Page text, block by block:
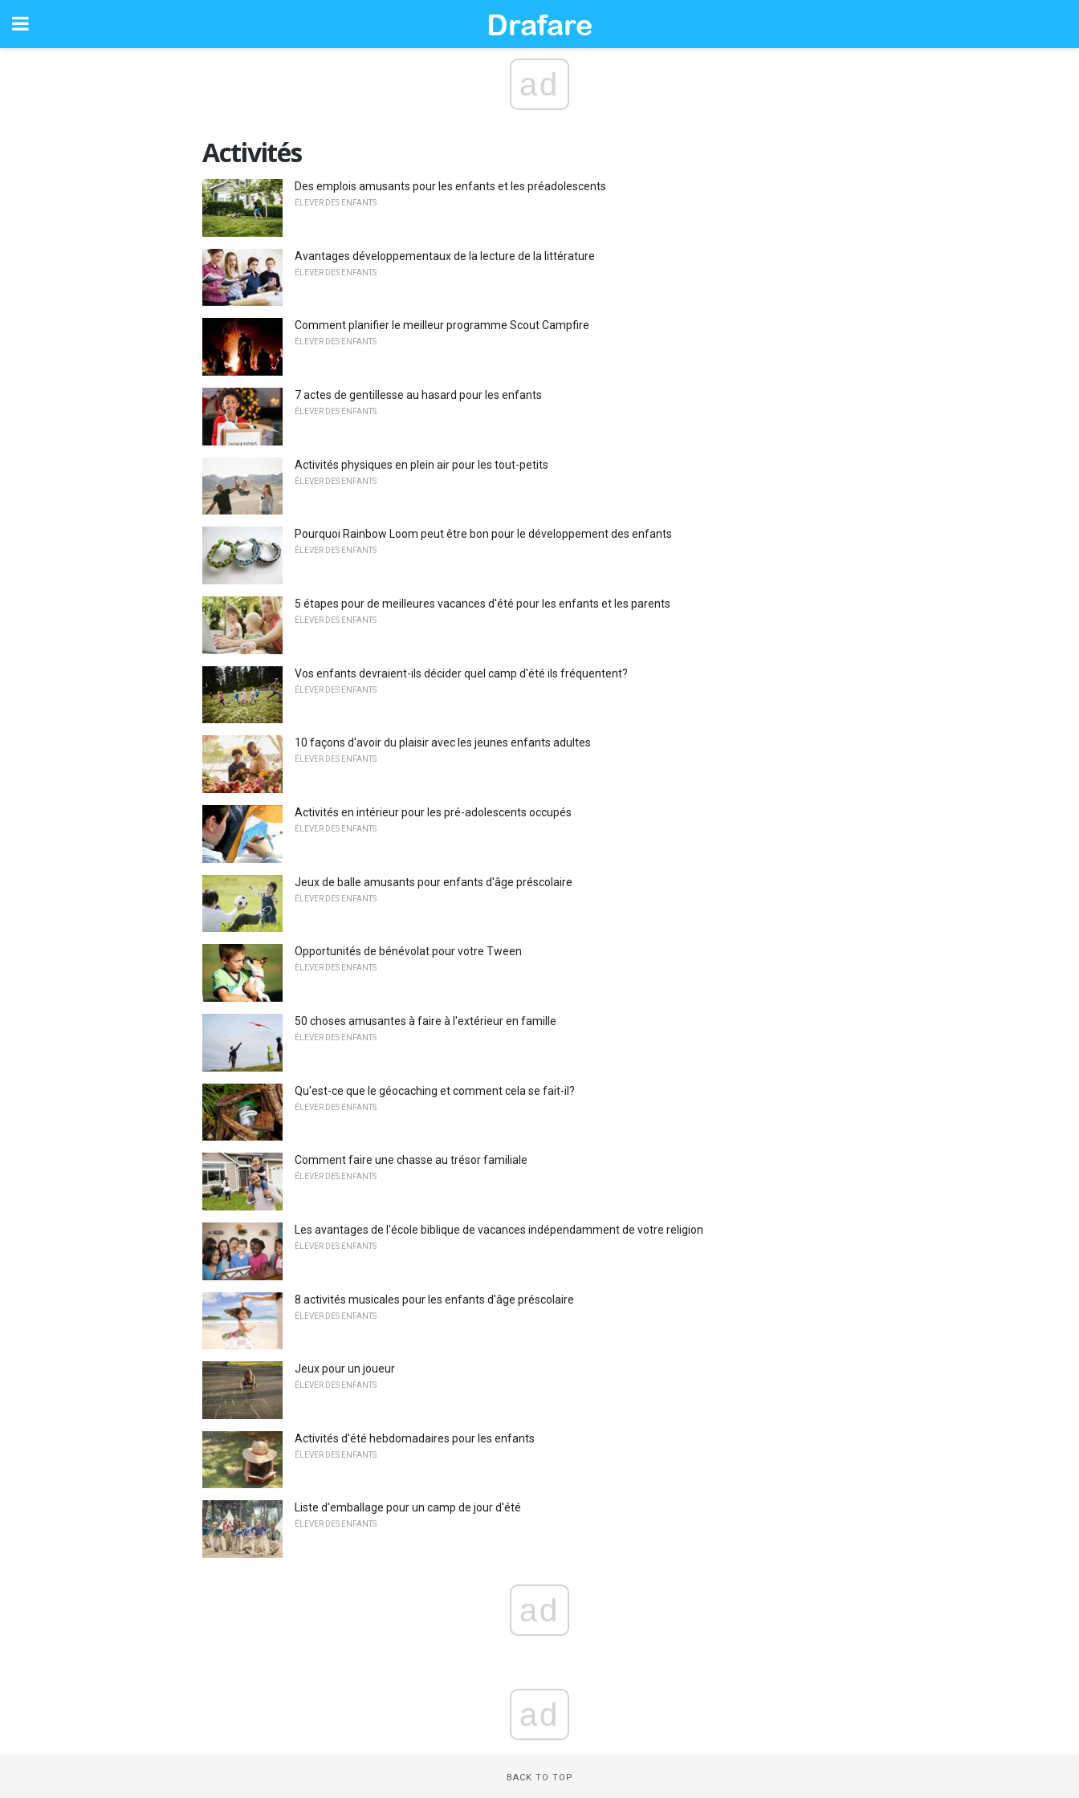
ad
Activités
Des emplois amusants pour les enfants et les préadolescents
ÉLEVER DES ENFANTS
Avantages développementaux de la lecture de la littérature
ÉLEVER DES ENFANTS
Comment planifier le meilleur programme Scout Campfire
ÉLEVER DES ENFANTS
7 actes de gentillesse au hasard pour les enfants
ÉLEVER DES ENFANTS
Activités physiques en plein air pour les tout-petits
ÉLEVER DES ENFANTS
Pourquoi Rainbow Loom peut être bon pour le développement des enfants
ÉLEVER DES ENFANTS
5 étapes pour de meilleures vacances d'été pour les enfants et les parents
ÉLEVER DES ENFANTS
Vos enfants devraient-ils décider quel camp d'été ils fréquentent?
ÉLEVER DES ENFANTS
10 façons d'avoir du plaisir avec les jeunes enfants adultes
ÉLEVER DES ENFANTS
Activités en intérieur pour les pré-adolescents occupés
ÉLEVER DES ENFANTS
Jeux de balle amusants pour enfants d'âge préscolaire
ÉLEVER DES ENFANTS
Opportunités de bénévolat pour votre Tween
ÉLEVER DES ENFANTS
50 choses amusantes à faire à l'extérieur en famille
ÉLEVER DES ENFANTS
Qu'est-ce que le géocaching et comment cela se fait-il?
ÉLEVER DES ENFANTS
Comment faire une chasse au trésor familiale
ÉLEVER DES ENFANTS
Les avantages de l'école biblique de vacances indépendamment de votre religion
ÉLEVER DES ENFANTS
8 activités musicales pour les enfants d'âge préscolaire
ÉLEVER DES ENFANTS
Jeux pour un joueur
ÉLEVER DES ENFANTS
Activités d'été hebdomadaires pour les enfants
ÉLEVER DES ENFANTS
Liste d'emballage pour un camp de jour d'été
ÉLEVER DES ENFANTS
ad
ad
BACK TO TOP